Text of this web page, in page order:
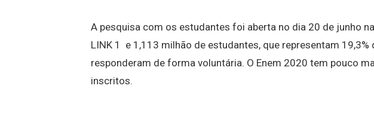
A pesquisa com os estudantes foi aberta no dia 20 de junho
LINK 1 e 1,113 milhão de estudantes, que representam
responderam de forma voluntária. O Enem 2020 tem pouco
inscritos.